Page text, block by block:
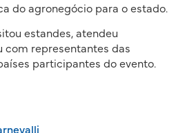
do agronegócio para o estado.
estandes, atendeu
com representantes das
participantes do evento.